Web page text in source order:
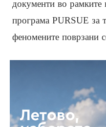
документи во рамките
програма PURSUE за
феномените поврзани